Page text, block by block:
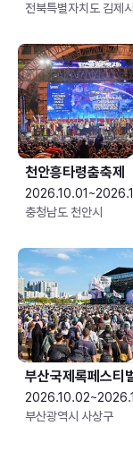
전북특별자치도 김제시
천안흥타령춤축제
충청남도 천안시
부산국제록페스티
부산광역시 사상구